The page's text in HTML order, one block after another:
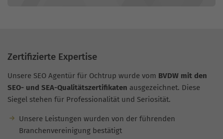
Zertifizierte Expertise
Unsere SEO Agentür für Ochtrup wurde vom BVDW mit den
SEO- und SEA-Qualitätszertifikaten ausgezeichnet. Diese
Siegel stehen für Professionalität und Seriosität.
Unsere Leistungen wurden von der führenden
Branchenvereinigung bestätigt